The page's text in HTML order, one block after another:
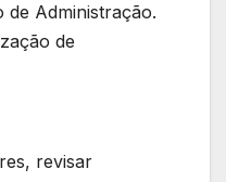
Administração.
de
revisar